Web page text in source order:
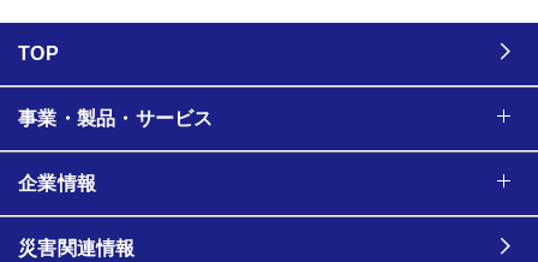
TOP
事業・製品・サービス
企業情報
災害関連情報